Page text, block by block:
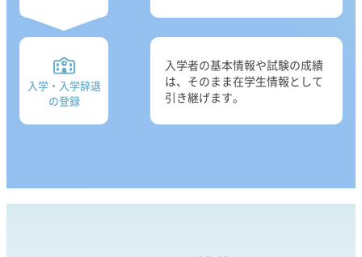
入学・入学辞退
の登録
入学者の基本情報や試験の成績
は、そのまま在学生情報として
引き継げます。